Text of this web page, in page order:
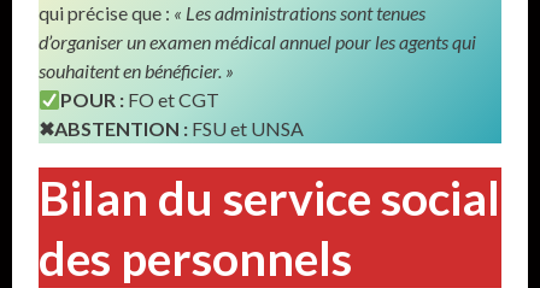
qui précise que : « Les administrations sont tenues
d’organiser un examen médical annuel pour les agents qui
souhaitent en bénéficier. »
POUR : FO et CGT
✖ABSTENTION : FSU et UNSA
Bilan du service social
des personnels